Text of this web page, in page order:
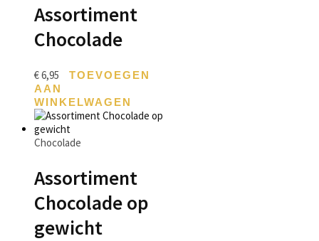
Assortiment
Chocolade
€6,95
TOEVOEGEN
AAN
WINKELWAGEN
Chocolade
Assortiment
Chocolade op
gewicht